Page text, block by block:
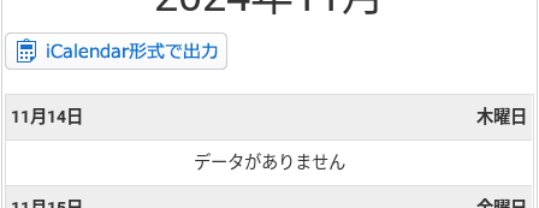
11月14日 木曜日
データがありません